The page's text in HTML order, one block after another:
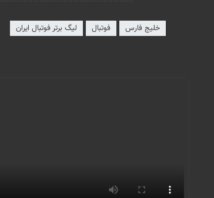
خلیج فارس فوتبال لیگ برتر فوتبال ایران